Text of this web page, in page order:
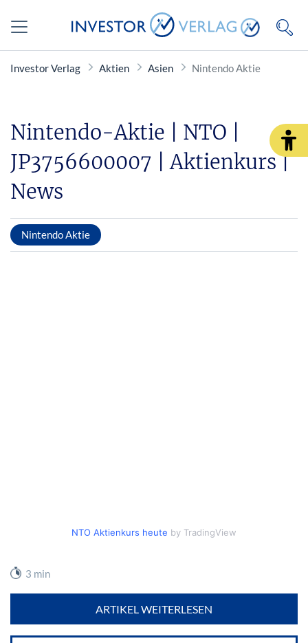
Investor Verlag Aktien Asien Nintendo Aktie
Nintendo-Aktie | NTO |
JP3756600007 | Aktienkurs |
News
Nintendo Aktie
NTO Aktienkurs heute by TradingView
3 min
ARTIKEL WEITERLESEN